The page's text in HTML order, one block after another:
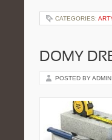
CATEGORIES:
DOMY
POSTED BY ADMIN